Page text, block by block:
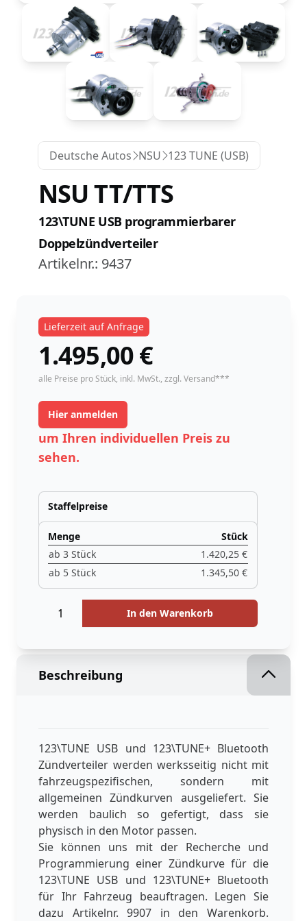
Deutsche Autos NSU 123 TUNE (USB)
NSU TT/TTS
123\TUNE USB programmierbarer
Doppelzündverteiler
Artikelnr.: 9437
Lieferzeit auf Anfrage
1.495,00
instock
€
alle Preise pro Stück, inkl. MwSt., zzgl. Versand***
Hier anmelden
um Ihren individuellen Preis zu
sehen.
Staffelpreise
Menge
Stück
ab 3 Stück
1.420,25 €
ab 5 Stück
1.345,50 €
In den Warenkorb
Beschreibung
123\TUNE USB und 123\TUNE+ Bluetooth
Zündverteiler werden werksseitig nicht mit
fahrzeugspezifischen, sondern mit
allgemeinen Zündkurven ausgeliefert. Sie
werden baulich so gefertigt, dass sie
physisch in den Motor passen.
Sie können uns mit der Recherche und
Programmierung einer Zündkurve für die
123\TUNE USB und 123\TUNE+ Bluetooth
für Ihr Fahrzeug beauftragen. Legen Sie
dazu Artikelnr. 9907 in den Warenkorb.